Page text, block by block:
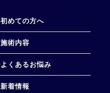
初めての方へ
施術内容
よくあるお悩み
新着情報